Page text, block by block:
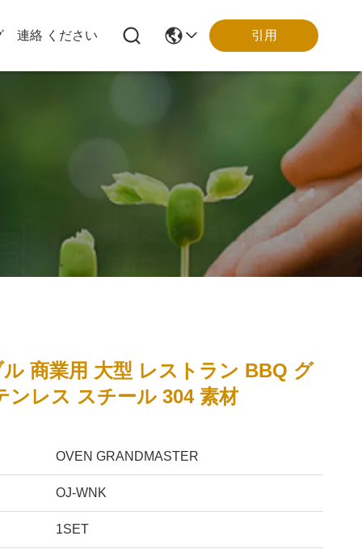
連絡 ください 引用
商業用 大型 レストラン BBQ グ
ンレス スチール 304 素材
OVEN GRANDMASTER
OJ-WNK
1SET